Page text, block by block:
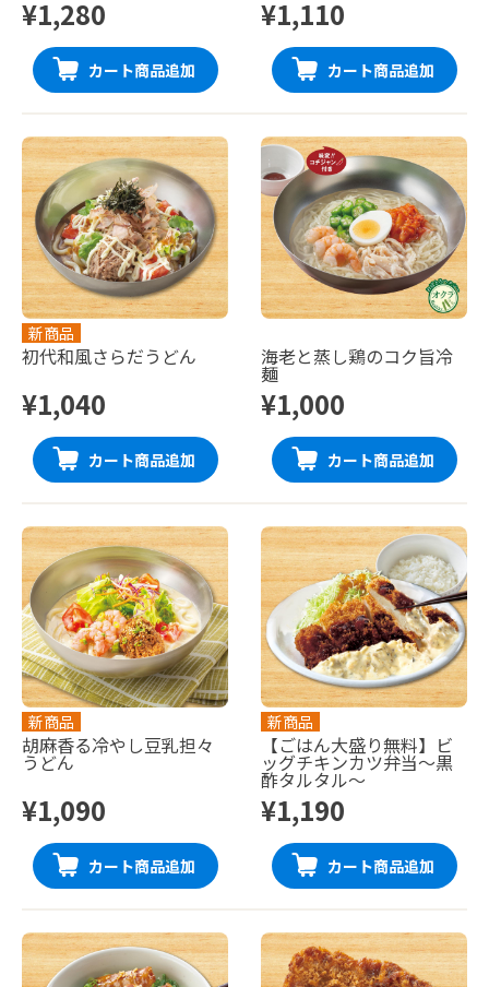
¥1,280
カート商品追加
¥1,110
カート商品追加
新商品
初代和風さらだうどん
¥1,040
カート商品追加
海老と蒸し鶏のコク旨冷
麺
¥1,000
カート商品追加
新商品
胡麻香る冷やし豆乳担々
うどん
¥1,090
カート商品追加
新商品
【ごはん大盛り無料】ビ
ッグチキンカツ弁当〜黒
酢タルタル〜
¥1,190
カート商品追加